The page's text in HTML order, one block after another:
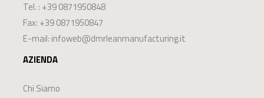
Tel. : +39 0871950848
Fax: +39 0871950847
E-mail: infoweb@dmrleanmanufacturing.it
AZIENDA
Chi Siamo